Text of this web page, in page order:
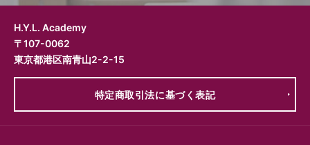
H.Y.L. Academy
〒107-0062
東京都港区南青山2-2-15
特定商取引法に基づく表記